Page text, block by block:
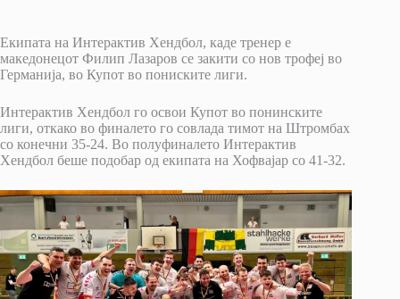
Екипата на Интерактив Хендбол, каде тренер е
македонецот Филип Лазаров се закити со нов трофеј во
Германија, во Купот во пониските лиги.
Интерактив Хендбол го освои Купот во понинските
лиги, откако во финалето го совлада тимот на Штромбах
со конечни 35-24. Во полуфиналето Интерактив
Хендбол беше подобар од екипата на Хофвајар со 41-32.